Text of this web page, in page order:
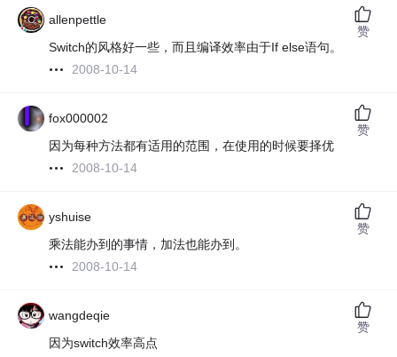
allenpettle
Switch的风格好一些，而且编译效率由于If else语句。
2008-10-14
赞
fox000002
因为每种方法都有适用的范围，在使用的时候要择优
2008-10-14
赞
yshuise
乘法能办到的事情，加法也能办到。
2008-10-14
赞
wangdeqie
因为switch效率高点
赞